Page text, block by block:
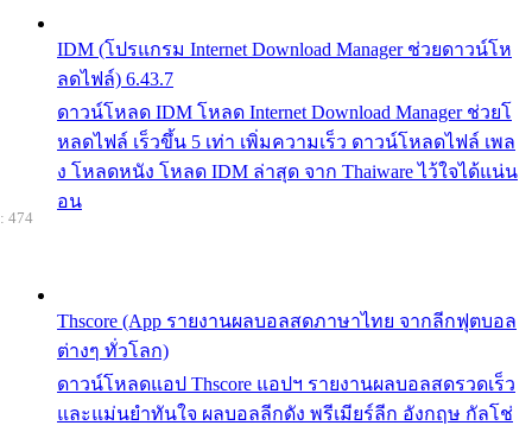
IDM (โปรแกรม Internet Download Manager ช่วยดาวน์โห
ลดไฟล์) 6.43.7
ดาวน์โหลด IDM โหลด Internet Download Manager ช่วยโ
หลดไฟล์ เร็วขึ้น 5 เท่า เพิ่มความเร็ว ดาวน์โหลดไฟล์ เพล
ง โหลดหนัง โหลด IDM ล่าสุด จาก Thaiware ไว้ใจได้แน่น
อน
Thscore (App รายงานผลบอลสดภาษาไทย จากลีกฟุตบอล
ต่างๆ ทั่วโลก)
ดาวน์โหลดแอป Thscore แอปฯ รายงานผลบอลสดรวดเร็ว
และแม่นยำทันใจ ผลบอลลีกดัง พรีเมียร์ลีก อังกฤษ กัลโช่
474